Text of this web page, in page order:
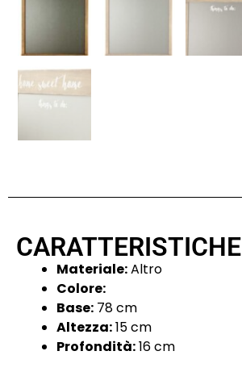
CARATTERISTICHE
Materiale:Altro
Colore:
Base: 78 cm
Altezza:15 cm
Profondità:16 cm